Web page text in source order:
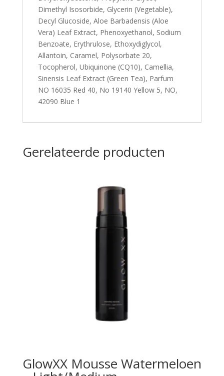
Dimethyl Isosorbide, Glycerin (Vegetable),
Decyl Glucoside, Aloe Barbadensis (Aloe
Vera) Leaf Extract, Phenoxyethanol, Sodium
Benzoate, Erythrulose, Ethoxydiglycol,
Allantoin, Caramel, Polysorbate 20,
Tocopherol, Ubiquinone (CQ10), Camellia,
Sinensis Leaf Extract (Green Tea), Parfum
NO 16035 Red 40, No 19140 Yellow 5, NO,
42090 Blue 1
Gerelateerde producten
GlowXX Mousse Watermeloen